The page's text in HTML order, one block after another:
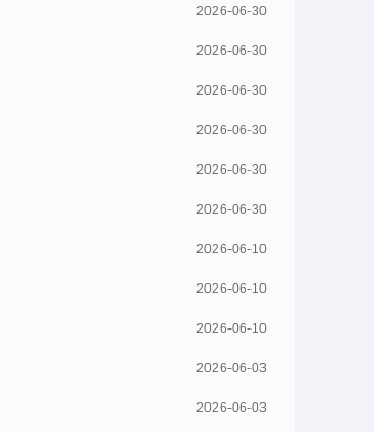
2026-06-30
2026-06-30
2026-06-30
2026-06-30
2026-06-30
2026-06-30
2026-06-10
2026-06-10
2026-06-10
2026-06-03
2026-06-03